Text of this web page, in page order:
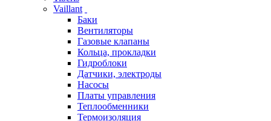
Vaillant
Баки
Вентиляторы
Газовые клапаны
Кольца, прокладки
Гидроблоки
Датчики, электроды
Насосы
Платы управления
Теплообменники
Термоизоляция